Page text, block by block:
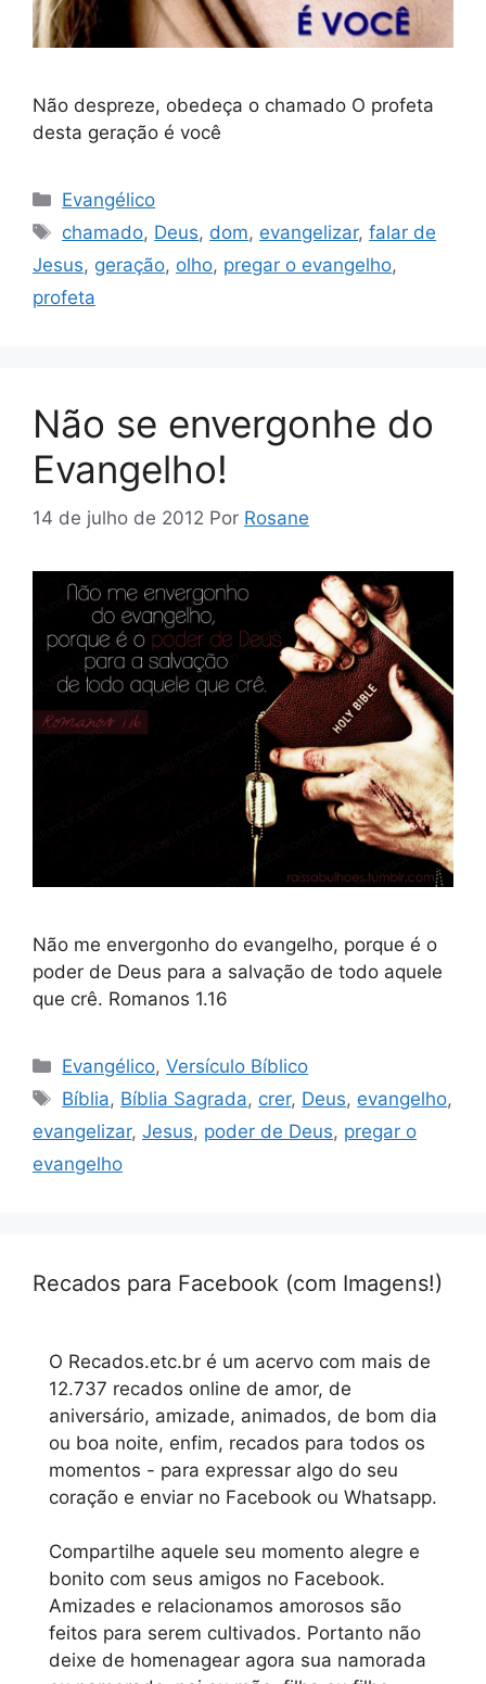
Não despreze, obedeça o chamado O profeta
desta geração é você
Categorias
Evangélico
Tags
chamado, Deus, dom, evangelizar,falar de
Jesus, geração, olho, pregar o evangelho,
profeta
Não se envergonhe do
Evangelho!
14 de julho de 2012 Por Rosane
Não me envergonho do evangelho, porque é o
poder de Deus para a salvação de todo aquele
que crê. Romanos 1.16
Categorias
Evangélico,Versículo Bíblico
Tags
Bíblia, Bíblia Sagrada, crer, Deus, evangelho,
evangelizar, Jesus, poder de Deus, pregar o
evangelho
Recados para Facebook (com Imagens!)
O Recados.etc.br é um acervo com mais de
12.737 recados online de amor, de
aniversário, amizade, animados, de bom dia
ou boa noite, enfim, recados para todos os
momentos - para expressar algo do seu
coração e enviar no Facebook ou Whatsapp.
Compartilhe aquele seu momento alegre e
bonito com seus amigos no Facebook.
Amizades e relacionamos amorosos são
feitos para serem cultivados. Portanto não
deixe de homenagear agora sua namorada